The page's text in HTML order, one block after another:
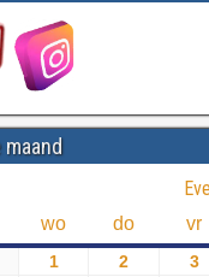
maand
wo do vr
1 2 3